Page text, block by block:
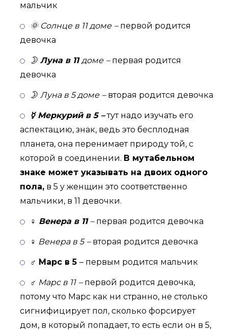
мальчик
🌞 Солнце в 11 доме –первой родится
девочка
🌛 Луна в 11доме – первая родится
девочка
🌛 Луна в 5 доме – вторая родится девочка
☿ Меркурий в 5 –тут надо изучать его
аспектацию, знак, ведь это бесплодная
планета, она перенимает природу той, с
которой в соединении. В мутабельном
знаке может указывать на двоих одного
пола, в 5 у женщин это соответственно
мальчики, в 11 девочки.
♀ Венера в 11 – первая родится девочка
♀ Венера в 5 – вторая родится девочка
♂ Марс в 5 – первым родится мальчик
♂ Марс в 11 –первой родится девочка,
потому что Марс как ни странно, не столько
сигнифицирует пол, сколько форсирует
дом, в который попадает, то есть если он в 5,